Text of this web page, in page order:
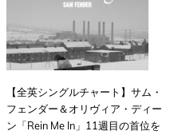
【全英シングルチャート】サム・
フェンダー＆オリヴィア・ディー
ン「Rein Me In」11週目の首位を